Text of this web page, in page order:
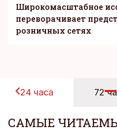
Широкомасштабное
переворачивает
розничных сетях
24 часа 72
САМЫЕ